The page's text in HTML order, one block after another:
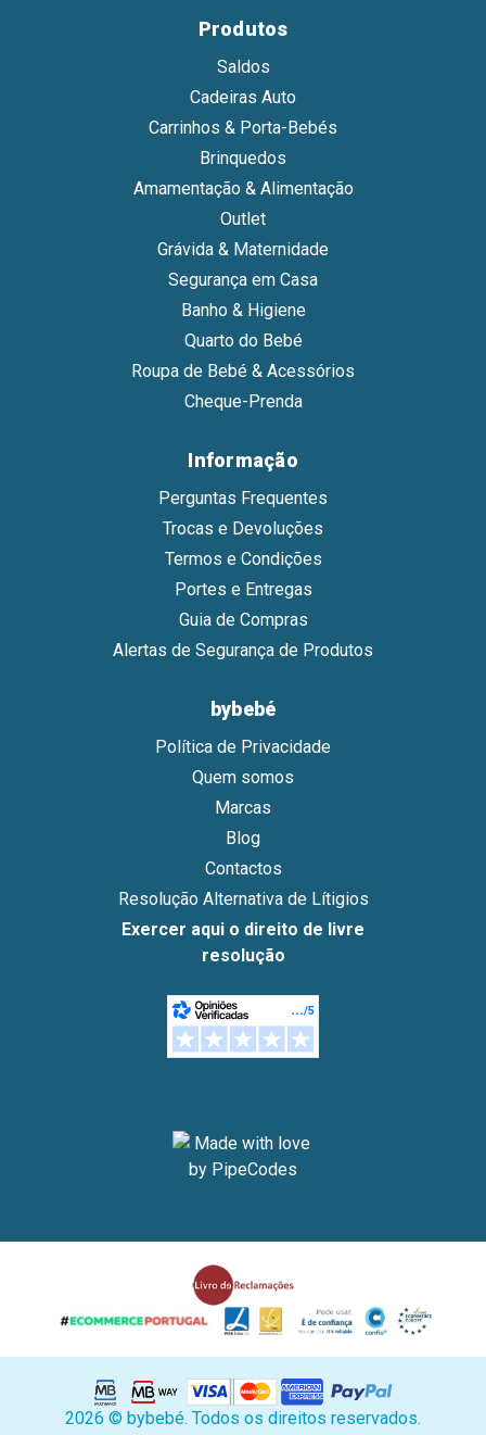
Produtos
Saldos
Cadeiras Auto
Carrinhos & Porta-Bebés
Brinquedos
Amamentação & Alimentação
Outlet
Grávida & Maternidade
Segurança em Casa
Banho & Higiene
Quarto do Bebé
Roupa de Bebé & Acessórios
Cheque-Prenda
Informação
Perguntas Frequentes
Trocas e Devoluções
Termos e Condições
Portes e Entregas
Guia de Compras
Alertas de Segurança de Produtos
bybebé
Política de Privacidade
Quem somos
Marcas
Blog
Contactos
Resolução Alternativa de Lítigios
Exercer aqui o direito de livre
resolução
2026 © bybebé. Todos os direitos reservados.